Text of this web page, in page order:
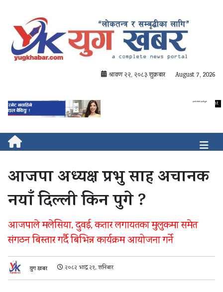
श्रावण २२, २०८३ शुक्रबार August 7, 2026
आजपा अध्यक्ष प्रभु साह अचानक
नयाँ दिल्ली किन पुगे ?
आजपाले मलेसिया, दुवई, कतार लगायतका मुलुकमा समेत
संगठन बिस्तार गर्दै बिभिन्न कार्यक्रम आयोजना गर्ने
युग खबर २०८२ भाद्र २१, शनिबार